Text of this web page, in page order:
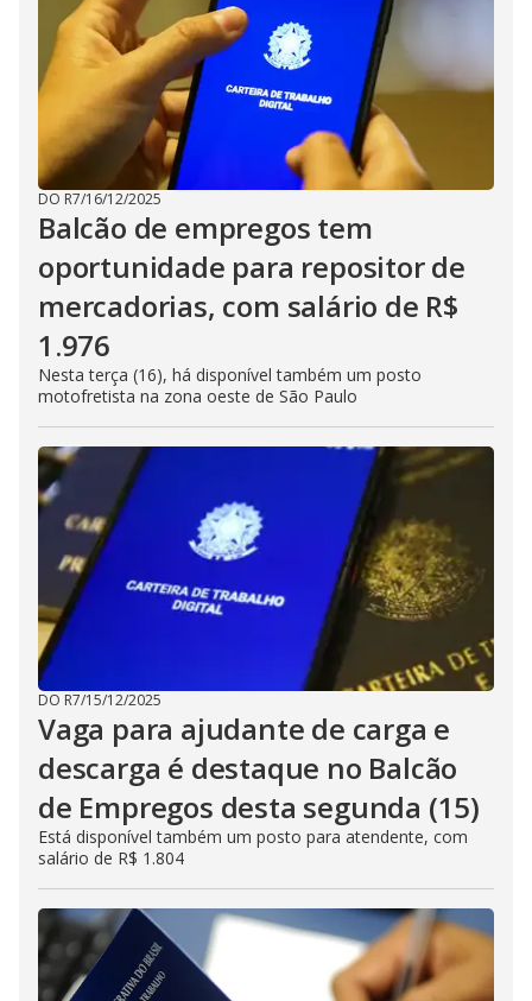
DO R7/16/12/2025
Balcão de empregos tem
oportunidade para repositor de
mercadorias, com salário de R$
1.976
Nesta terça (16), há disponível também um posto
motofretista na zona oeste de São Paulo
DO R7/15/12/2025
Vaga para ajudante de carga e
descarga é destaque no Balcão
de Empregos desta segunda (15)
Está disponível também um posto para atendente, com
salário de R$ 1.804